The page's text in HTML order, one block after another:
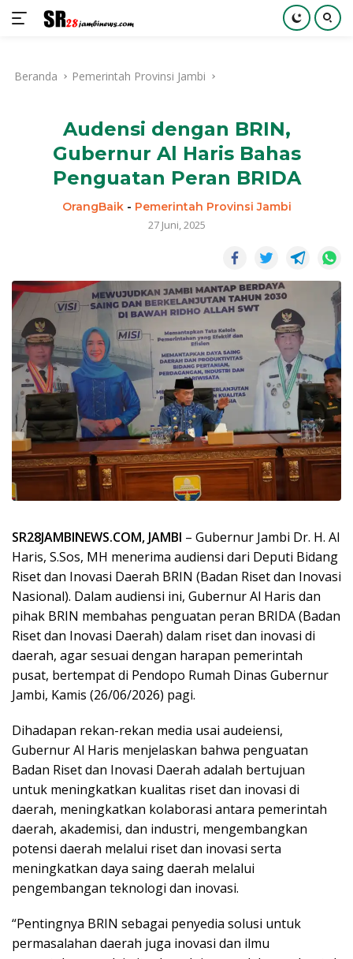
kontenBeranda Pemerintah Provinsi Jambi
Audensi dengan BRIN,
Gubernur Al Haris Bahas
Penguatan Peran BRIDA
OrangBaik- Pemerintah Provinsi Jambi
27 Juni, 2025
SR28JAMBINEWS.COM, JAMBI – Gubernur Jambi Dr. H. Al
Haris, S.Sos, MH menerima audiensi dari Deputi Bidang
Riset dan Inovasi Daerah BRIN (Badan Riset dan Inovasi
Nasional). Dalam audiensi ini, Gubernur Al Haris dan
pihak BRIN membahas penguatan peran BRIDA (Badan
Riset dan Inovasi Daerah) dalam riset dan inovasi di
daerah, agar sesuai dengan harapan pemerintah
pusat, bertempat di Pendopo Rumah Dinas Gubernur
Jambi, Kamis (26/06/2026) pagi.
Dihadapan rekan-rekan media usai audeiensi,
Gubernur Al Haris menjelaskan bahwa penguatan
Badan Riset dan Inovasi Daerah adalah bertujuan
untuk meningkatkan kualitas riset dan inovasi di
daerah, meningkatkan kolaborasi antara pemerintah
daerah, akademisi, dan industri, mengembangkan
potensi daerah melalui riset dan inovasi serta
meningkatkan daya saing daerah melalui
pengembangan teknologi dan inovasi.
“Pentingnya BRIN sebagai penyedia solusi untuk
permasalahan daerah juga inovasi dan ilmu